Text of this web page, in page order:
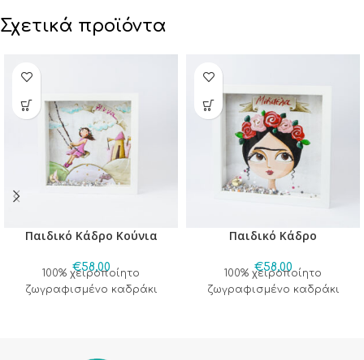
Σχετικά προϊόντα
Παιδικό Κάδρο Κούνια
€58,00
100% χειροποίητο
ζωγραφισμένο καδράκι
Παιδικό Κάδρο
€58,00
100% χειροποίητο
ζωγραφισμένο καδράκι